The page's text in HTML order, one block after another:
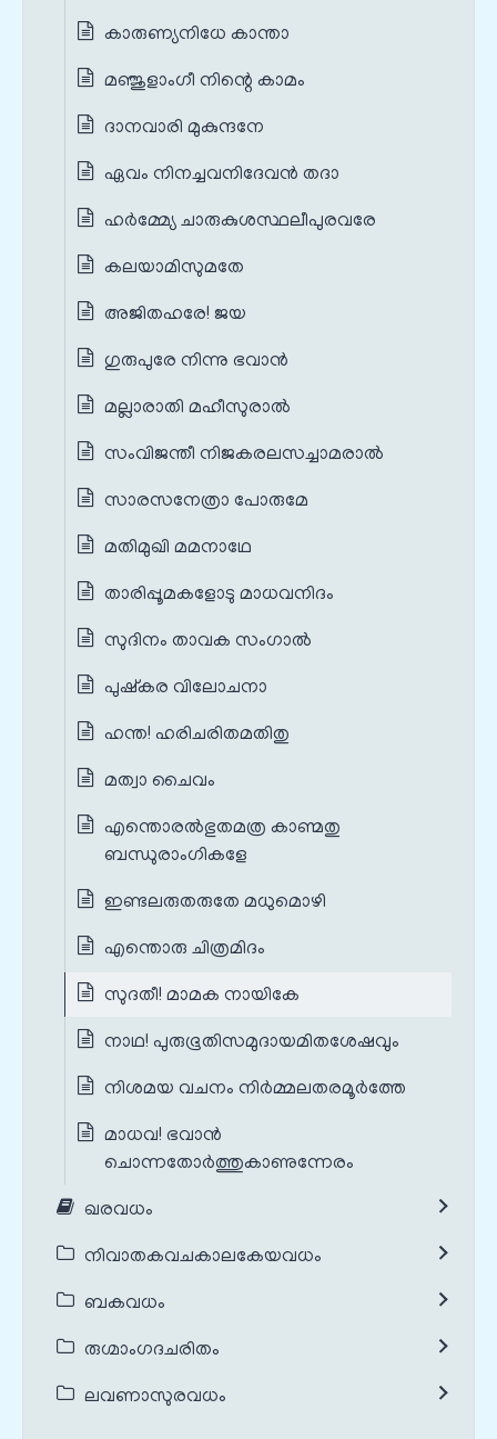
കാരുണ്യനിധേ കാന്താ
മഞ്ജുളാംഗീ നിന്റെ കാമം
ദാനവാരി മുകുന്ദനേ
ഏവം നിനച്ചവനിദേവൻ തദാ
ഹർമ്മ്യേ ചാരുകുശസ്ഥലീപുരവരേ
കലയാമിസുമതേ
അജിതഹരേ! ജയ
ഗുരുപുരേ നിന്നു ഭവാൻ
മല്ലാരാതി മഹീസുരാൽ
സംവിജന്തീ നിജകരലസച്ചാമരാൽ
സാരസനേത്രാ പോരുമേ
മതിമുഖി മമനാഥേ
താരിപ്പൂമകളോടു മാധവനിദം
സുദിനം താവക സംഗാൽ
പുഷ്കര വിലോചനാ
ഹന്ത! ഹരിചരിതമതിതു
മത്വാ ചൈവം
എന്തൊരൽഭുതമത്ര കാണ്മതു
ബന്ധുരാംഗികളേ
ഇണ്ടലരുതരുതേ മധുമൊഴി
എന്തൊരു ചിത്രമിദം
സുദതീ! മാമക നായികേ
നാഥ! പുരുഭൂതിസമുദായമിതശേഷവും
നിശമയ വചനം നിർമ്മലതരമൂർത്തേ
മാധവ! ഭവാൻ
ചൊന്നതോർത്തുകാണുന്നേരം
ഖരവധം
നിവാതകവചകാലകേയവധം
ബകവധം
രുഗ്മാംഗദചരിതം
ലവണാസുരവധം